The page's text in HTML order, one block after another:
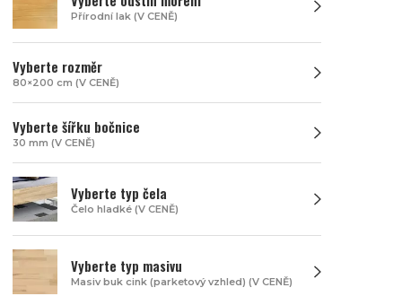
Přírodní lak (V CENĚ)
Vyberte rozměr
80×200 cm (V CENĚ)
Vyberte šířku bočnice
30 mm (V CENĚ)
Vyberte typ čela
Čelo hladké (V CENĚ)
Vyberte typ masivu
Masiv buk cink (parketový vzhled) (V CENĚ)